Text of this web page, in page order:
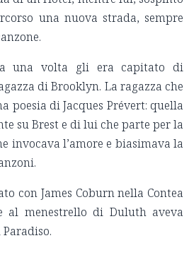
una nuova strada, sempre
una volta gli era capitato di
di Brooklyn. La ragazza che
poesia di Jacques Prévert: quella
su Brest e di lui che parte per la
invocava l’amore e biasimava la
con James Coburn nella Contea
al menestrello di Duluth aveva